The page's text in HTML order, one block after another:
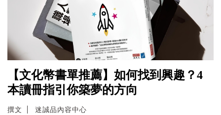
【文化幣書單推薦】如何找到興趣？4
本讀冊指引你築夢的方向
撰文 迷誠品內容中心